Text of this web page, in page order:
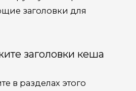
заголовки для
заголовки кеша
в разделах этого